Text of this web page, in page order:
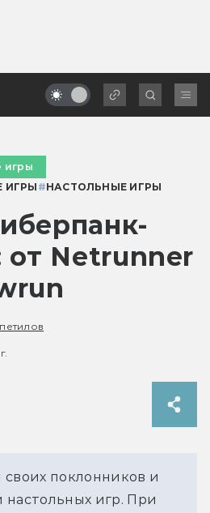
игры
ИГРЫ #НАСТОЛЬНЫЕ ИГРЫ
от Netrunner
поклонников и
игр. При